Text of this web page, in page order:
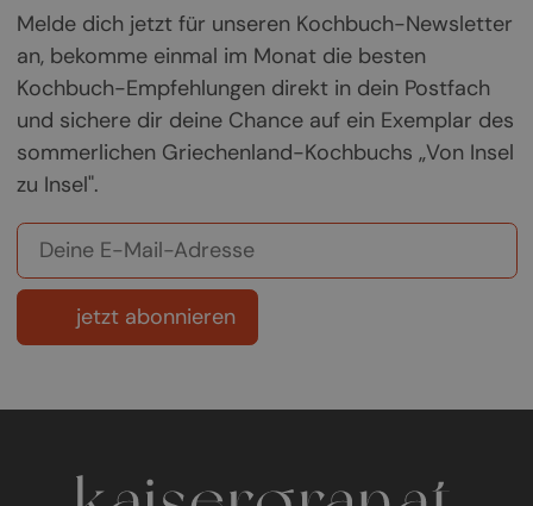
Melde dich jetzt für unseren Kochbuch-Newsletter
an, bekomme einmal im Monat die besten
Kochbuch-Empfehlungen direkt in dein Postfach
und sichere dir deine Chance auf ein Exemplar des
sommerlichen Griechenland-Kochbuchs „Von Insel
zu Insel".
jetzt abonnieren